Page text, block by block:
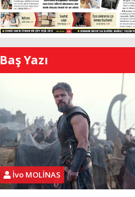
Baş Yazı
İvo MOLİNAS